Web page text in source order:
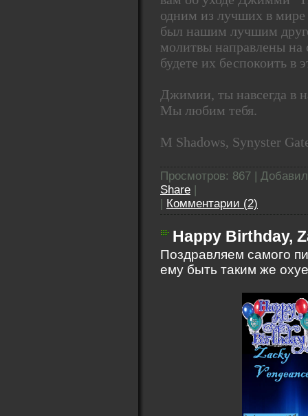
одним из лучших в
был нашим лучшим
молитвы направлены
будете их беспокоить в
Джимии, ты навсегда в
Мы любим тебя.
M Shadows, Synyster
Просмотров: 867 |
Share |
| Комментарии (2)
Happy Birthday,
Поздравляем самого
ему быть таким же